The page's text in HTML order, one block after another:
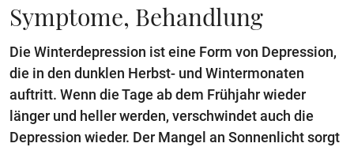
Symptome, Behandlung
Die Winterdepression ist eine Form von Depression,
die in den dunklen Herbst- und Wintermonaten
auftritt. Wenn die Tage ab dem Frühjahr wieder
länger und heller werden, verschwindet auch die
Depression wieder. Der Mangel an Sonnenlicht sorgt